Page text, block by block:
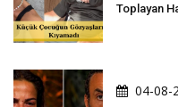
Toplayan
04-08-